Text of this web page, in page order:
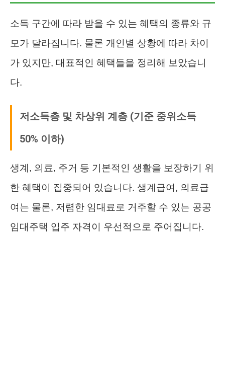
소득 구간에 따라 받을 수 있는 혜택의 종류와 규
모가 달라집니다. 물론 개인별 상황에 따라 차이
가 있지만, 대표적인 혜택들을 정리해 보았습니
다.
저소득층 및 차상위 계층 (기준 중위소득
50% 이하)
생계, 의료, 주거 등 기본적인 생활을 보장하기 위
한 혜택이 집중되어 있습니다. 생계급여, 의료급
여는 물론, 저렴한 임대료로 거주할 수 있는 공공
임대주택 입주 자격이 우선적으로 주어집니다.